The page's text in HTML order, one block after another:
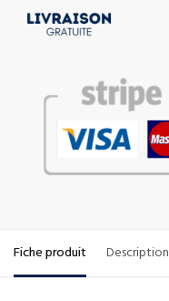
Fiche produit Description